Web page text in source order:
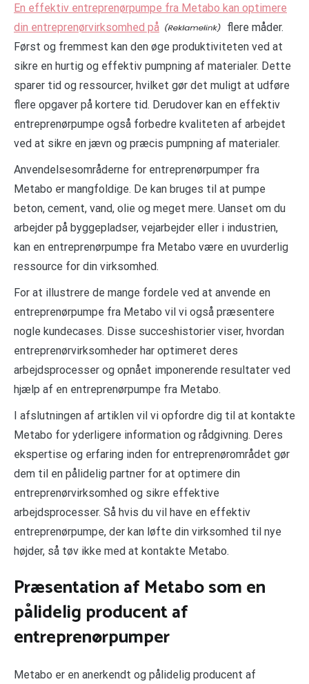
En effektiv entreprenørpumpe fra Metabo kan optimere
din entreprenørvirksomhed på
flere måder.
Først og fremmest kan den øge produktiviteten ved at
sikre en hurtig og effektiv pumpning af materialer. Dette
sparer tid og ressourcer, hvilket gør det muligt at udføre
flere opgaver på kortere tid. Derudover kan en effektiv
entreprenørpumpe også forbedre kvaliteten af arbejdet
ved at sikre en jævn og præcis pumpning af materialer.
Anvendelsesområderne for entreprenørpumper fra
Metabo er mangfoldige. De kan bruges til at pumpe
beton, cement, vand, olie og meget mere. Uanset om du
arbejder på byggepladser, vejarbejder eller i industrien,
kan en entreprenørpumpe fra Metabo være en uvurderlig
ressource for din virksomhed.
For at illustrere de mange fordele ved at anvende en
entreprenørpumpe fra Metabo vil vi også præsentere
nogle kundecases. Disse succeshistorier viser, hvordan
entreprenørvirksomheder har optimeret deres
arbejdsprocesser og opnået imponerende resultater ved
hjælp af en entreprenørpumpe fra Metabo.
I afslutningen af artiklen vil vi opfordre dig til at kontakte
Metabo for yderligere information og rådgivning. Deres
ekspertise og erfaring inden for entreprenørområdet gør
dem til en pålidelig partner for at optimere din
entreprenørvirksomhed og sikre effektive
arbejdsprocesser. Så hvis du vil have en effektiv
entreprenørpumpe, der kan løfte din virksomhed til nye
højder, så tøv ikke med at kontakte Metabo.
Præsentation af Metabo som en
pålidelig producent af
entreprenørpumper
Metabo er en anerkendt og pålidelig producent af